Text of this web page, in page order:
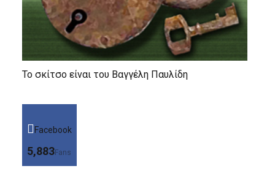
Το σκίτσο είναι του Βαγγέλη Παυλίδη
Facebook
5,883Fans